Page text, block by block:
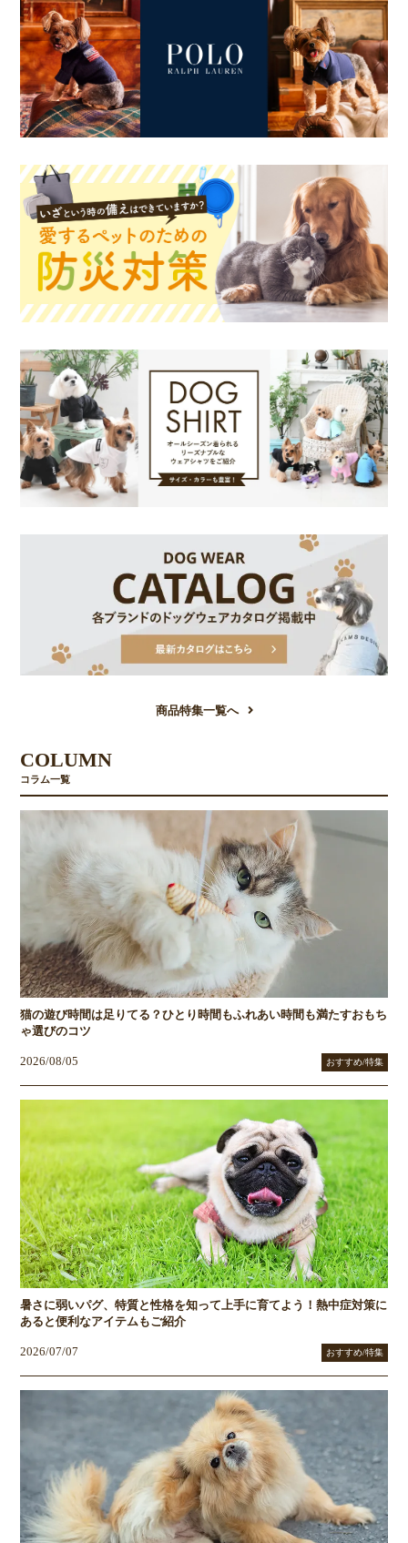
商品特集一覧へ
COLUMN
コラム一覧
猫の遊び時間は足りてる？ひとり時間もふれあい時間も満たすおもち
ゃ選びのコツ
2026/08/05 おすすめ/特集
暑さに弱いパグ、特質と性格を知って上手に育てよう！熱中症対策に
あると便利なアイテムもご紹介
2026/07/07 おすすめ/特集